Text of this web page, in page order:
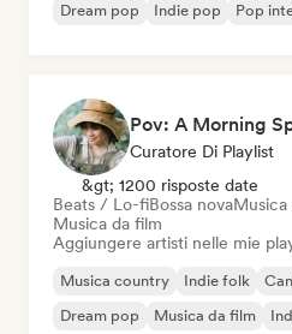
Dream pop
Indie pop Pop
Curatore Di Playlist
&gt; 1200 risposte date
Beats / Lo-fiBossa nova
Musica da film
Aggiungere artisti nelle mie
Musica country Indie folk
Dream pop
Musica da film